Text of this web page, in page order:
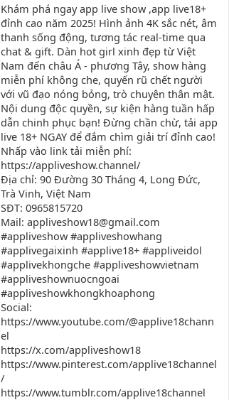
Khám phá ngay app live show ,app live18+
đỉnh cao năm 2025! Hình ảnh 4K sắc nét, âm
thanh sống động, tương tác real-time qua
chat & gift. Dàn hot girl xinh đẹp từ Việt
Nam đến châu Á - phương Tây, show hàng
miễn phí không che, quyến rũ chết người
với vũ đạo nóng bỏng, trò chuyện thân mật.
Nội dung độc quyền, sự kiện hàng tuần hấp
dẫn chinh phục bạn! Đừng chần chừ, tải app
live 18+ NGAY để đắm chìm giải trí đỉnh cao!
Nhấp vào link tải miễn phí:
https://appliveshow.channel/
Địa chỉ: 90 Đường 30 Tháng 4, Long Đức,
Trà Vinh, Việt Nam
SĐT: 0965815720
Mail: appliveshow18@gmail.com
#appliveshow #appliveshowhang
#applivegaixinh #applive18+ #appliveidol
#applivekhongche #appliveshowvietnam
#appliveshownuocngoai
#appliveshowkhongkhoaphong
Social:
https://www.youtube.com/@applive18chann
el
https://x.com/appliveshow18
https://www.pinterest.com/applive18channel
/
https://www.tumblr.com/applive18channel